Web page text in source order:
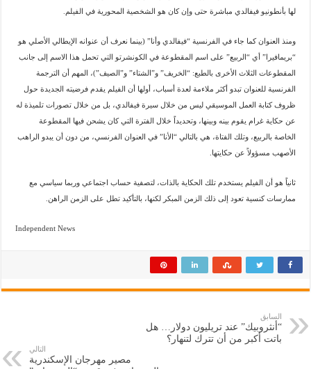
لها بأنطونيو فيفالدي مباشرة حتى وإن كان هو الشخصية المحورية في الفيلم.
ومنذ العنوان كما جاء في الفرنسية “فيفالدي وأنا” (بينما نعرف أن عنوانه الإيطالي الأصلي هو
“بريمافيرا” أي “الربيع” على اسم المقطوعة في الكونشرتو التي تحمل هذا الاسم إلى جانب
المقطوعات الثلاث الأخرى بالطبع: “الخريف” و”الشتاء” و”الصيف”)، المهم أن الترجمة
الفرنسية للعنوان تبدو أكثر ملاءمة لعدة أسباب، أولها أن الفيلم يقدم فرضيته الجديدة حول
ظروف كتابة العمل الموسيقي ليس من خلال سيرة فيفالدي، بل من خلال تصورات تلميذة له
عن حكاية غرام يقوم بينه وبينها، وتحديداً خلال الفترة التي كان يشحن فيها المقطوعة
الخاصة بالربيع، وتلك الفتاة، هي بالتالي “الأنا” في العنوان الفرنسي، من دون أن يبدو الراهب
الأصهب مسؤولاً عن حكايتها.
ثانياً هو أن الفيلم يستخدم تلك الحكاية بالذات، لتصفية حساب اجتماعي وربما سياسي مع
ممارسات كنسية تعود إلى ذلك الزمن المبكر لكنها، بالتأكيد تطل على الزمن الراهن.
Independent News
السابق
“أنثروبيك” عند تريليون دولار… هل
باتت أكبر من أن تترك لتنهار؟
التالي
مصير مهرجان الإسكندرية